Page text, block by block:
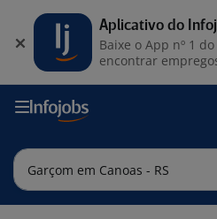
Aplicativo do
Baixe o App nº 1
encontrar